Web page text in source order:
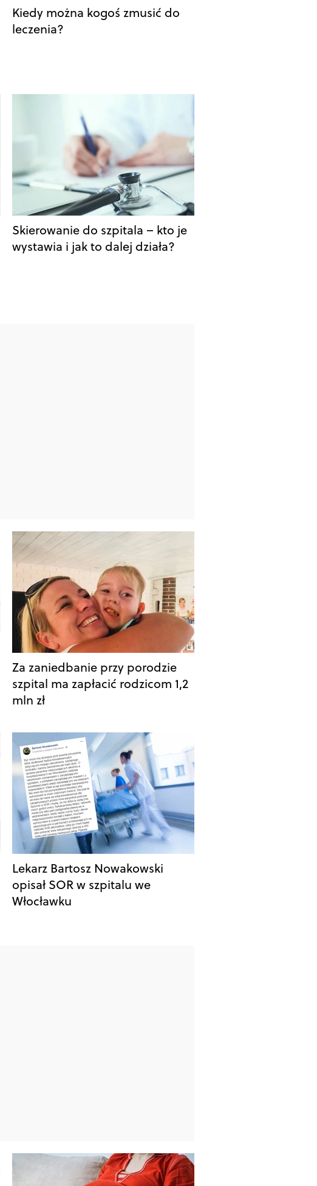
Kiedy można kogoś zmusić do
leczenia?
Skierowanie do szpitala – kto je
wystawia i jak to dalej działa?
Za zaniedbanie przy porodzie
szpital ma zapłacić rodzicom 1,2
mln zł
Lekarz Bartosz Nowakowski
opisał SOR w szpitalu we
Włocławku